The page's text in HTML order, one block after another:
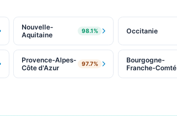
Nouvelle-
Aquitaine
98.1% Occitanie
Provence-Alpes-
Côte d'Azur
97.7%
Bourgogne-
Franche-Comté